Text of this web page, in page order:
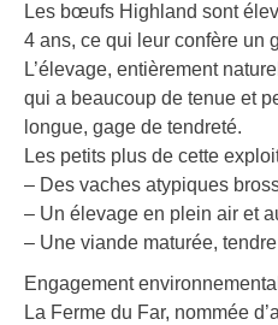
Les bœufs Highland sont
4 ans, ce qui leur confère un
L’élevage, entièrement
qui a beaucoup de tenue et
longue, gage de tendreté.
Les petits plus de cette
– Des vaches atypiques
– Un élevage en plein air et
– Une viande maturée,
Engagement
La Ferme du Far, nommée